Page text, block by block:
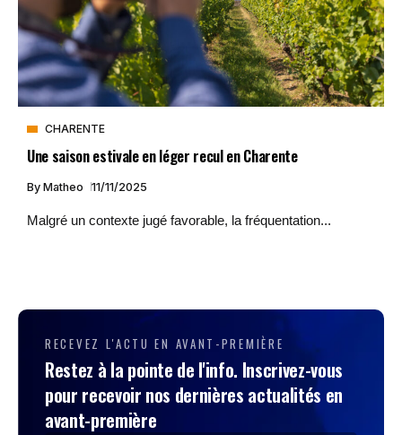
CHARENTE
Une saison estivale en léger recul en Charente
By Matheo 11/11/2025
Malgré un contexte jugé favorable, la fréquentation...
RECEVEZ L'ACTU EN AVANT-PREMIÈRE
Restez à la pointe de l'info. Inscrivez-vous
pour recevoir nos dernières actualités en
avant-première